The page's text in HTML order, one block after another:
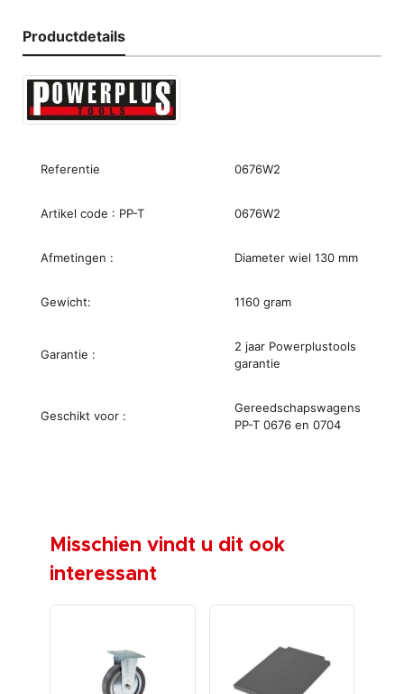
Productdetails
Referentie 0676W2
Artikel code : PP-T 0676W2
Afmetingen : Diameter wiel 130 mm
Gewicht: 1160 gram
Garantie :
2 jaar Powerplustools
garantie
Geschikt voor :
Gereedschapswagens
PP-T 0676 en 0704
Misschien vindt u dit ook
interessant